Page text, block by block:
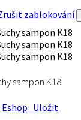
zablokování
sampon K18
Uložit